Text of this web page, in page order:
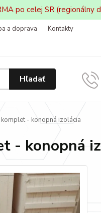
po celej SR (regionálny
a doprava
Kontakty
Hľadať
- konopná izolácia
- konopná